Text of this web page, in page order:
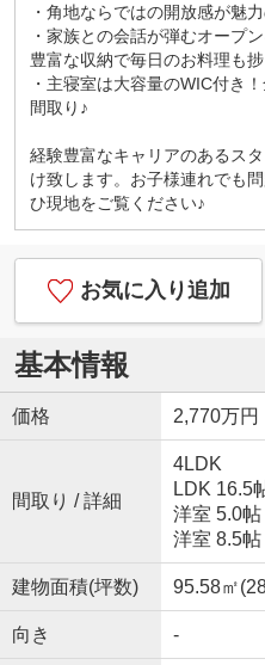
・角地ならではの開放感が魅
・家族との会話が弾むオープ
豊富な収納で毎日のお料理も
・主寝室は大容量のWIC付き
間取り♪
経験豊富なキャリアのあるス
け致します。お子様連れでも
ひ現地をご覧ください♪
お気に入り追加
基本情報
価格 2,770万円
間取り / 詳細
4LDK
LDK 16.5
洋室 5.0帖
洋室 8.5帖
建物面積(坪数) 95.58㎡
向き -